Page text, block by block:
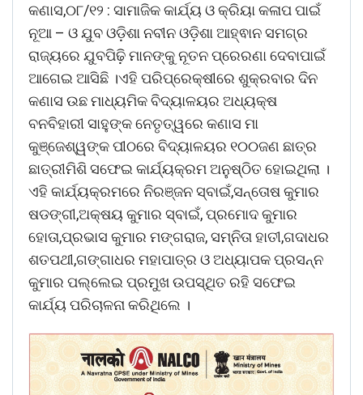
କଣାସ,୦୮/୧୨ : ସାମାଜିକ କାର୍ଯ୍ୟ ଓ କ୍ରିୟା କଳାପ ପାଇଁ
ନୂଆ – ଓ ଯୁବ ଓଡ଼ିଶା ନବୀନ ଓଡ଼ିଶା ଆହ୍ଵାନ ସମଗ୍ର
ରାଜ୍ୟରେ ଯୁବପିଢ଼ି ମାନଙ୍କୁ ନୂତନ ପ୍ରେରଣା ଦେବାପାଇଁ
ଆଗେଇ ଆସିଛି ।ଏହି ପରିପ୍ରେକ୍ଷୀରେ ଶୁକ୍ରବାର ଦିନ
କଣାସ ଉଛ ମାଧ୍ୟମିକ ବିଦ୍ୟାଳୟର ଅଧ୍ୟକ୍ଷ
ବନବିହାରୀ ସାହୁଙ୍କ ନେତୃତ୍ୱରେ କଣାସ ମା
କୁଞ୍ଜେଶ୍ୱଙ୍କ ପୀଠରେ ବିଦ୍ୟାଳୟର ୧୦୦ଜଣ ଛାତ୍ର
ଛାତ୍ରୀମିଶି ସଫେଇ କାର୍ଯ୍ୟକ୍ରମ ଅନୁଷ୍ଠିତ ହୋଇଥିଲା ।
ଏହି କାର୍ଯ୍ୟକ୍ରମରେ ନିରଞ୍ଜନ ସ୍ବାଇଁ,ସନ୍ତୋଷ କୁମାର
ଷଡଙ୍ଗୀ,ଅକ୍ଷୟ କୁମାର ସ୍ବାଇଁ, ପ୍ରମୋଦ କୁମାର
ହୋତା,ପ୍ରଭାସ କୁମାର ମଙ୍ଗରାଜ, ସମ୍ନିତା ହାତୀ,ଗଦାଧର
ଶତପଥୀ,ଗଙ୍ଗାଧର ମହାପାତ୍ର ଓ ଅଧ୍ୟାପକ ପ୍ରସନ୍ନ
କୁମାର ପଲ୍ଲେଇ ପ୍ରମୁଖ ଉପସ୍ଥିତ ରହି ସଫେଇ
କାର୍ଯ୍ୟ ପରିଚାଳନା କରିଥିଲେ ।